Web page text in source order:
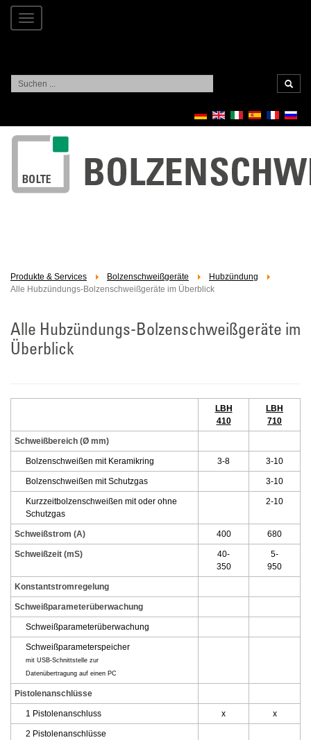
Toggle
navigation
Suchen
...
Produkte & Services Bolzenschweißgeräte
Hubzündung
Alle Hubzündungs-Bolzenschweißgeräte im Überblick
Alle Hubzündungs-Bolzenschweißgeräte im
Überblick
LBH
410
LBH
710
Schweißbereich (Ø mm)
Bolzenschweißen mit Keramikring 3-8 3-10
Bolzenschweißen mit Schutzgas 3-10
Kurzzeitbolzenschweißen mit oder ohne
Schutzgas
2-10
Schweißstrom (A) 400 680
Schweißzeit (mS)
40-
350
5-
950
Konstantstromregelung
Schweißparameterüberwachung
Schweißparameterüberwachung
Schweißparameterspeicher
mit USB-Schnittstelle zur
Datenübertragung auf einen PC
Pistolenanschlüsse
1 Pistolenanschluss x x
2 Pistolenanschlüsse